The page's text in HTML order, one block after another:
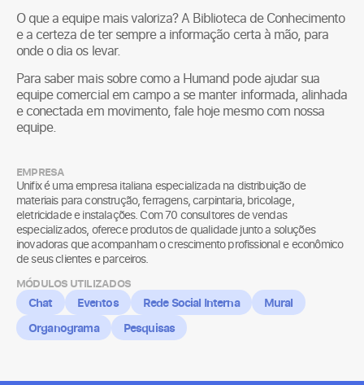
O que a equipe mais valoriza? A Biblioteca de Conhecimento
e a certeza de ter sempre a informação certa à mão, para
onde o dia os levar.
Para saber mais sobre como a Humand pode ajudar sua
equipe comercial em campo a se manter informada, alinhada
e conectada em movimento, fale hoje mesmo com nossa
equipe.
EMPRESA
Unifix é uma empresa italiana especializada na distribuição de
materiais para construção, ferragens, carpintaria, bricolage,
eletricidade e instalações. Com 70 consultores de vendas
especializados, oferece produtos de qualidade junto a soluções
inovadoras que acompanham o crescimento profissional e econômico
de seus clientes e parceiros.
MÓDULOS UTILIZADOS
Chat Eventos Rede Social Interna
Mural
Organograma
Pesquisas